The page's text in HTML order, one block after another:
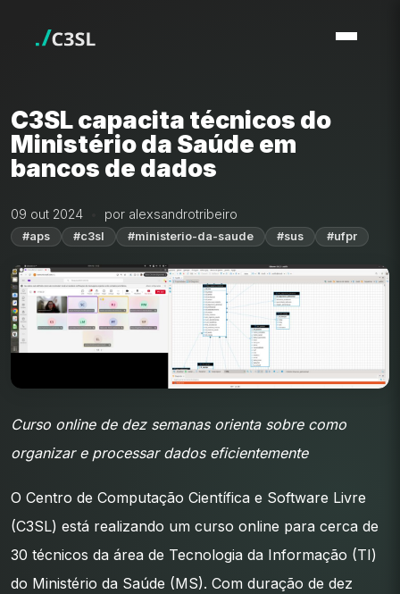
C3SL capacita técnicos do
Ministério da Saúde em
bancos de dados
09 out 2024 por alexsandrotribeiro
#aps #c3sl #ministerio-da-saude #sus #ufpr
Curso online de dez semanas orienta sobre como
organizar e processar dados eficientemente
O Centro de Computação Científica e Software Livre
(C3SL) está realizando um curso online para cerca de
30 técnicos da área de Tecnologia da Informação (TI)
do Ministério da Saúde (MS). Com duração de dez